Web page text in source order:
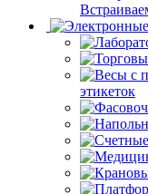
этикеток